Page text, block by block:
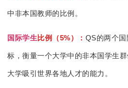
中非本国教师的比例。
国际学生 比例（5%）： QS的两个
标，衡量一个大学中的非本国学生
大学吸引世界各地人才的能力。